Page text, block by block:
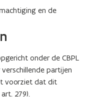
en de
onder de CBPL
partijen
voorziet dat dit
art. 279).